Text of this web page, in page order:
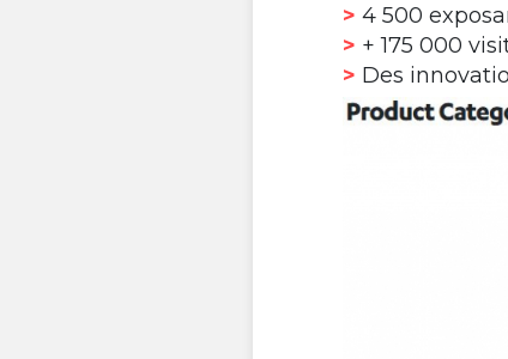
> 4 500
> + 175 000
> Des